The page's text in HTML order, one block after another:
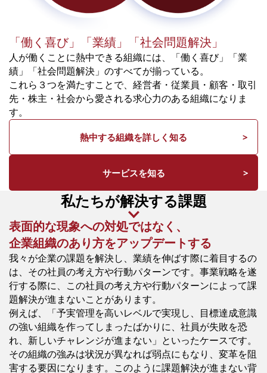
「働く喜び」「業績」「社会問題解決」
人が働くことに熱中できる組織には、「働く喜び」「業
績」「社会問題解決」のすべてが揃っている。
これら３つを満たすことで、経営者・従業員・顧客・取引
先・株主・社会から愛される求心力のある組織になりま
す。
熱中する組織を詳しく知る
サービスを知る
私たちが解決する課題
表面的な現象への対処ではなく、
企業組織のあり方をアップデートする
我々が企業の課題を解決し、業績を伸ばす際に着目するの
は、その社員の考え方や行動パターンです。事業戦略を遂
行する際に、この社員の考え方や行動パターンによって課
題解決が進まないことがあります。
例えば、「予実管理を高いレベルで実現し、目標達成意識
の強い組織を作ってしまったばかりに、社員が失敗を恐
れ、新しいチャレンジが進まない」といったケースです。
その組織の強みは状況が異なれば弱点にもなり、変革を阻
害する要因になります。このように課題解決が進まない背